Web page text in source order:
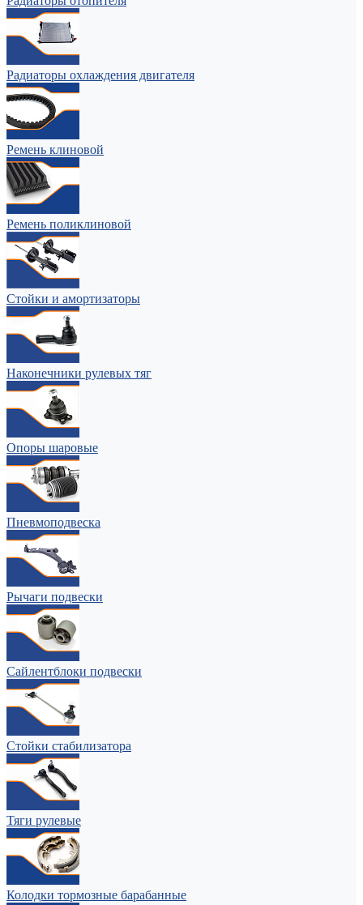
Радиаторы охлаждения двигателя
Ремень клиновой
Ремень поликлиновой
Стойки и амортизаторы
Наконечники рулевых тяг
Опоры шаровые
Пневмоподвеска
Рычаги подвески
Сайлентблоки подвески
Стойки стабилизатора
Тяги рулевые
Колодки тормозные барабанные